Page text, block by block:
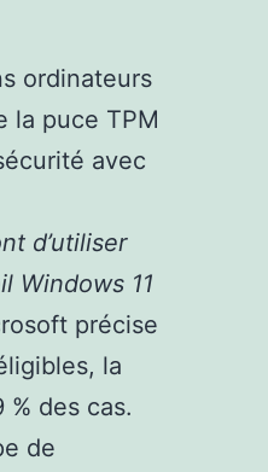
ordinateurs
la puce TPM
avec
d’utiliser
Windows 11
précise
la
des cas.
de